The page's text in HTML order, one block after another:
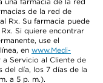
de la red de
Rx. Su farmacia puede
Si quiere encontrar
use el
en www.Medi-
a Servicio al Cliente de
del día, los 7 días de la
a 5 p. m.).